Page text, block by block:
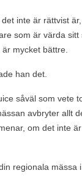
inte är rättvist
som är värda sitt
mycket bättre.
han det.
såväl som vete
avbryter allt
om det inte
regionala mässa